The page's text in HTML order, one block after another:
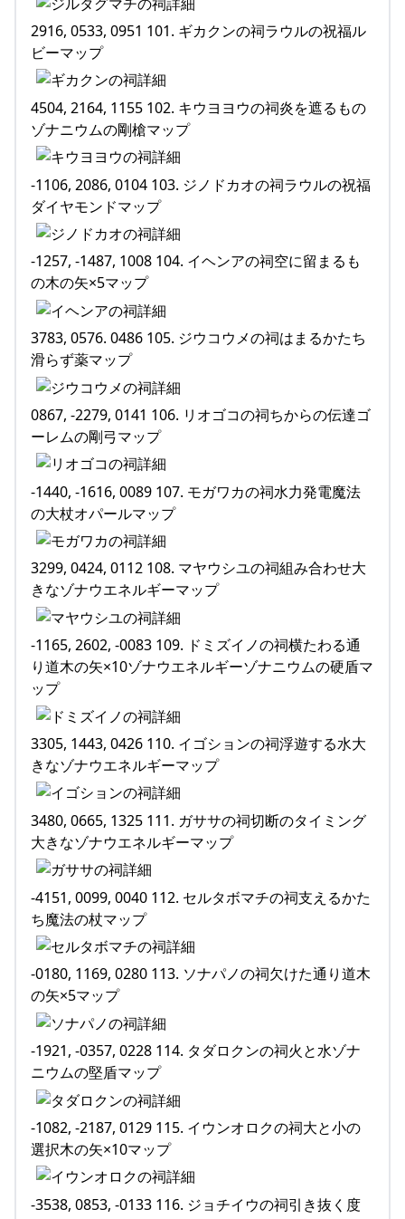
2916, 0533, 0951 101. ギカクンの祠ラウルの祝福ル
ビーマップ
4504, 2164, 1155 102. キウヨヨウの祠炎を遮るもの
ゾナニウムの剛槍マップ
-1106, 2086, 0104 103. ジノドカオの祠ラウルの祝福
ダイヤモンドマップ
-1257, -1487, 1008 104. イヘンアの祠空に留まるも
の木の矢×5マップ
3783, 0576. 0486 105. ジウコウメの祠はまるかたち
滑らず薬マップ
0867, -2279, 0141 106. リオゴコの祠ちからの伝達ゴ
ーレムの剛弓マップ
-1440, -1616, 0089 107. モガワカの祠水力発電魔法
の大杖オパールマップ
3299, 0424, 0112 108. マヤウシユの祠組み合わせ大
きなゾナウエネルギーマップ
-1165, 2602, -0083 109. ドミズイノの祠横たわる通
り道木の矢×10ゾナウエネルギーゾナニウムの硬盾マ
ップ
3305, 1443, 0426 110. イゴションの祠浮遊する水大
きなゾナウエネルギーマップ
3480, 0665, 1325 111. ガササの祠切断のタイミング
大きなゾナウエネルギーマップ
-4151, 0099, 0040 112. セルタボマチの祠支えるかた
ち魔法の杖マップ
-0180, 1169, 0280 113. ソナパノの祠欠けた通り道木
の矢×5マップ
-1921, -0357, 0228 114. タダロクンの祠火と水ゾナ
ニウムの堅盾マップ
-1082, -2187, 0129 115. イウンオロクの祠大と小の
選択木の矢×10マップ
-3538, 0853, -0133 116. ジョチイウの祠引き抜く度